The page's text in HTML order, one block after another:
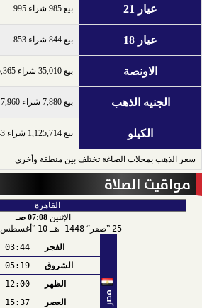
عيار 21 بيع 985 شراء 995
عيار 18 بيع 844 شراء 853
الاونصة بيع 35,010 شراء 35,365
الجنيه الذهب بيع 7,880 شراء 7,960
الكيلو بيع 1,125,714 شراء 1,137,143
سعر الذهب بمحلات الصاغة تختلف بين منطقة وأخرى
مواقيت الصلاة
الإثنين 07:08 صـ
25
صفر 1448 هـ 10 أغسطس
مصر
الفجر
03:44
الشروق
05:19
الظهر
12:00
العصر
15:37